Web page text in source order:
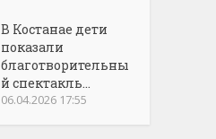
В Костанае дети
показали
благотворительны
й спектакль...
06.04.2026 17:55